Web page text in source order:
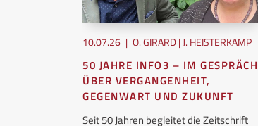
10.07.26 | O. GIRARD | J. HEISTERKAMP
50 JAHRE INFO3 – IM GESPRÄCH
ÜBER VERGANGENHEIT,
GEGENWART UND ZUKUNFT
Seit 50 Jahren begleitet die Zeitschrift